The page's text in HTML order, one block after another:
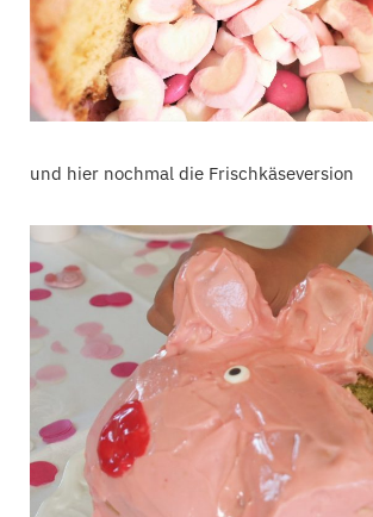
und hier nochmal die Frischkäseversion